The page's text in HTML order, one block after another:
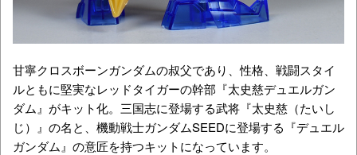
甘寧クロスボーンガンダムの叔父であり、性格、戦闘スタイ
ルともに堅実なレッドタイガーの幹部『太史慈デュエルガン
ダム』がキット化。三国志に登場する武将『太史慈（たいし
じ）』の名と、機動戦士ガンダムSEEDに登場する『デュエル
ガンダム』の意匠を持つキットになっています。